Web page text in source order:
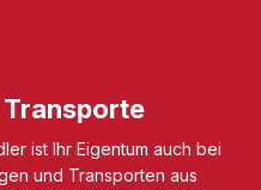
ist Ihr Eigentum auch bei
und Transporten aus